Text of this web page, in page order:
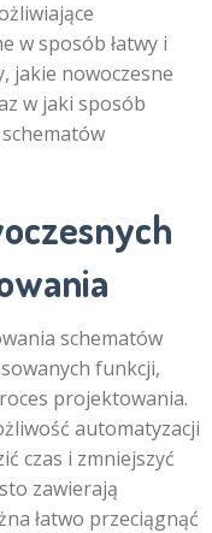
w sposób łatwy i
jakie nowoczesne
w jaki sposób
schematów
funkcji,
projektowania.
automatyzacji
czas i zmniejszyć
zawierają
łatwo przeciągnąć